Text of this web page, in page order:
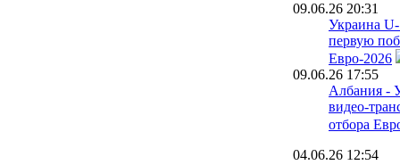
09.06.26 20:31
Украина
первую
Евро-2026
09.06.26 17:55
Албания -
видео-
отбора
04.06.26 12:54